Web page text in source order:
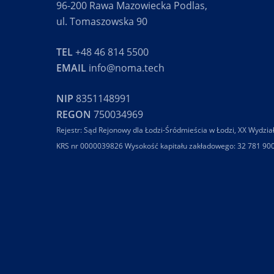
96-200 Rawa Mazowiecka Podlas,
ul. Tomaszowska 90
TEL+48 46 814 5500
EMAIL info@noma.tech
NIP 8351148991
REGON 750034969
Rejestr: Sąd Rejonowy dla Łodzi-Śródmieścia w Łodzi, XX
KRS nr 0000039826 Wysokość kapitału zakładowego: 32 781